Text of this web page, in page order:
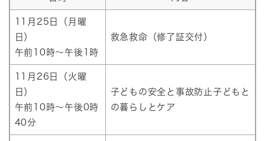
11月25日（月曜
日）
午前10時～午後1時
救急救命（修了証交付）
11月26日（火曜
日）
午前10時～午後0時
40分
子どもの安全と事故防止子どもと
の暮らしとケア